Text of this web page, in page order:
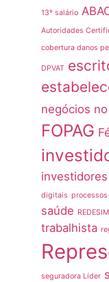
13º salário
Autoridades
cobertura danos
DPVAT
negócios
FOPAG
investidores
digitais
saúde REDESIM
trabalhista
seguradora Líder